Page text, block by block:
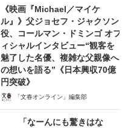
《映画『Michael／マイケ
ル』》父ジョセフ・ジャクソン
役、コールマン・ドミンゴ オフ
ィシャルインタビュー“観客を
魅了した名優、複雑な父親像へ
の想いを語る”《日本興収70億
円突破》
「文春オンライン」編集部
「なーんにも驚きはな